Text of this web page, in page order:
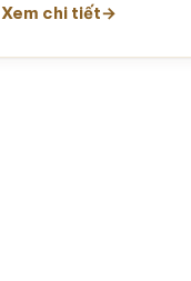
Xem chi tiết